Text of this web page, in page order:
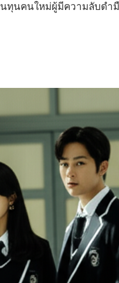
นทุนคนใหม่ผู้มีความลับ